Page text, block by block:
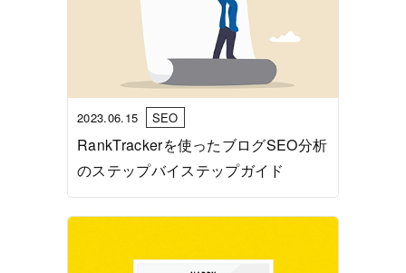
2023.06.15 SEO
RankTrackerを使ったブログSEO分析
のステップバイステップガイド